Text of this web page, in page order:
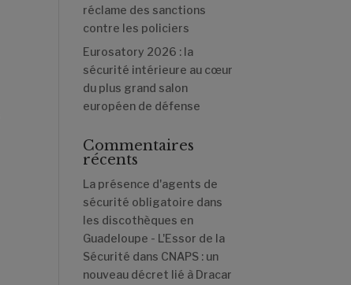
réclame des sanctions
contre les policiers
Eurosatory 2026 : la
sécurité intérieure au cœur
du plus grand salon
européen de défense
Commentaires
récents
La présence d'agents de
sécurité obligatoire dans
les discothèques en
Guadeloupe - L'Essor de la
Sécurité dans CNAPS : un
nouveau décret lié à Dracar